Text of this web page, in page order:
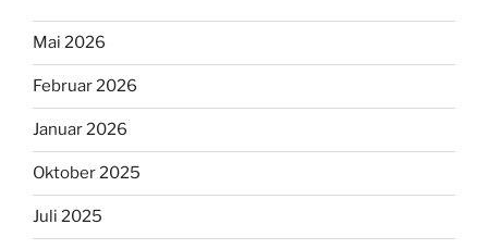
Mai 2026
Februar 2026
Januar 2026
Oktober 2025
Juli 2025